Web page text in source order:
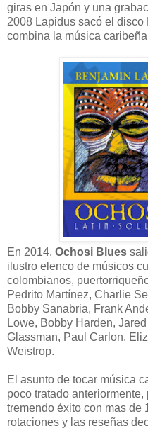
giras en Japón y una
2008 Lapidus sacó el
combina la música
En 2014, Ochosi Blues
ilustro elenco de músicos
colombianos,
Pedrito Martínez, Charlie
Bobby Sanabria, Frank
Lowe, Bobby Harden,
Glassman, Paul Carlon,
Weistrop.
El asunto de tocar música
poco tratado
tremendo éxito con mas de
rotaciones y las reseñas